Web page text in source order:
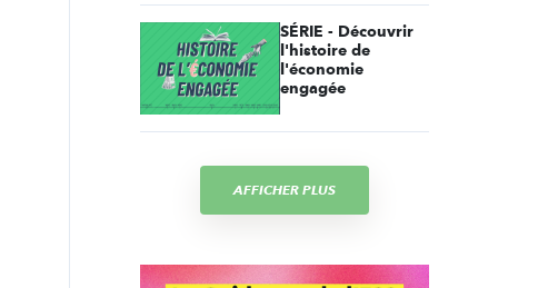
SÉRIE - Découvrir
l'histoire de
l'économie
engagée
AFFICHER PLUS